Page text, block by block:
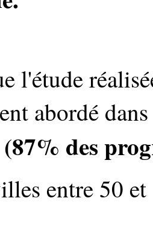
l'étude
abordé
des
entre 50